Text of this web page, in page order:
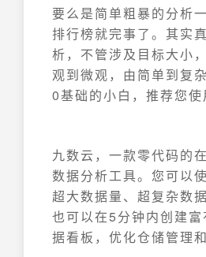
要么是简单粗暴的分析
排行榜就完事了。其实
析，不管涉及目标大小
观到微观，由简单到复
0基础的小白，推荐您使
九数云，一款零代码的
数据分析工具。您可以
超大数据量、超复杂数
也可以在5分钟内创建
据看板，优化仓储管理